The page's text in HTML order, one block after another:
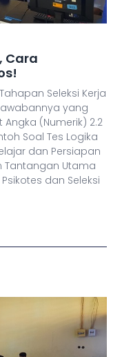
Cara
Seleksi Kerja
yang
Angka (Numerik) 2.2
Soal Tes Logika
dan Persiapan
Tantangan Utama
dan Seleksi